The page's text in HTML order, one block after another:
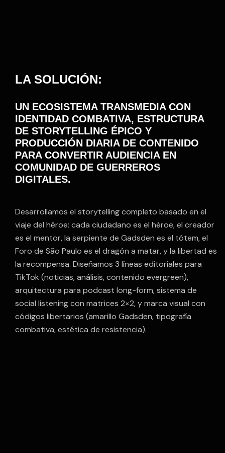
LA SOLUCIÓN:
UN ECOSISTEMA TRANSMEDIA CON
IDENTIDAD COMBATIVA, ESTRUCTURA
DE STORYTELLING ÉPICO Y
PRODUCCIÓN DIARIA DE CONTENIDO
PARA CONVERTIR AUDIENCIA EN
COMUNIDAD DE GUERREROS
DIGITALES.
Desarrollamos el storytelling completo basado en el
viaje del héroe: cada ciudadano es el héroe, el creador
es el mentor, la serpiente de Gadsden es el tótem, el
Foro de São Paulo es el dragón a matar, y la libertad es
la recompensa. Diseñamos 3 líneas editoriales para
TikTok (noticias, análisis, contenido evergreen),
arquitectura para podcast long-form, sistema de
social listening con matrices 2×2, y marca visual con
códigos libertarios (amarillo Gadsden, tipografía
combativa, estética de resistencia).